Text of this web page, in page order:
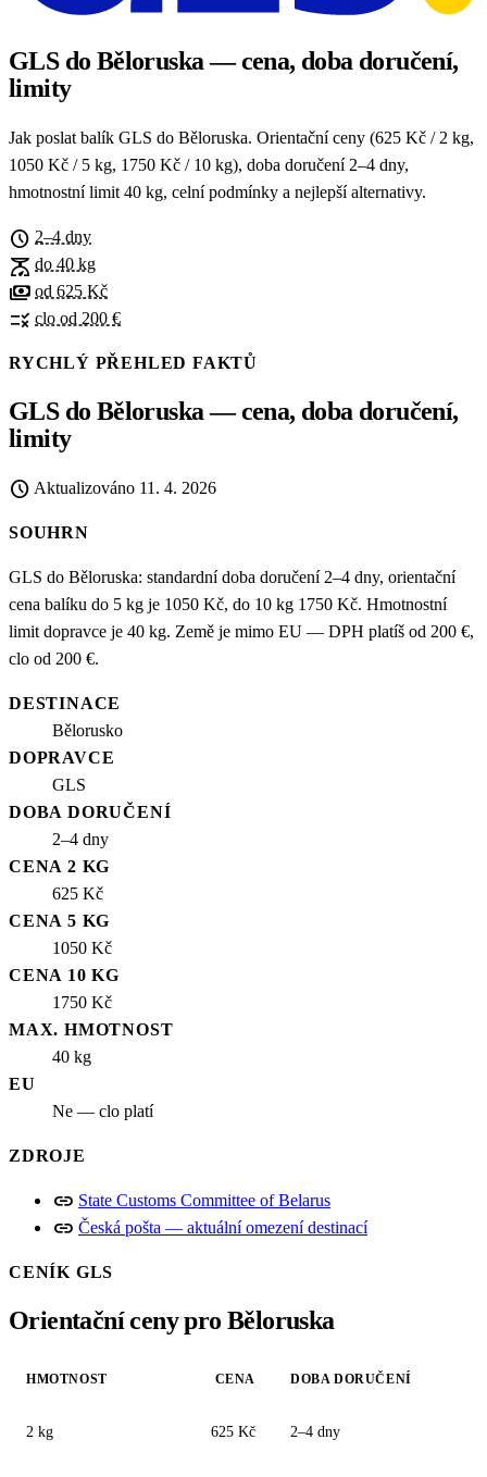
GLS do Běloruska — cena, doba doručení,
limity
Jak poslat balík GLS do Běloruska. Orientační ceny (625 Kč / 2 kg,
1050 Kč / 5 kg, 1750 Kč / 10 kg), doba doručení 2–4 dny,
hmotnostní limit 40 kg, celní podmínky a nejlepší alternativy.
schedule 2–4 dny
scale do 40 kg
payments od 625 Kč
rule clo od 200 €
RYCHLÝ PŘEHLED FAKTŮ
GLS do Běloruska — cena, doba doručení,
limity
schedule Aktualizováno 11. 4. 2026
SOUHRN
GLS do Běloruska: standardní doba doručení 2–4 dny, orientační
cena balíku do 5 kg je 1050 Kč, do 10 kg 1750 Kč. Hmotnostní
limit dopravce je 40 kg. Země je mimo EU — DPH platíš od 200 €,
clo od 200 €.
DESTINACE
Bělorusko
DOPRAVCE
GLS
DOBA DORUČENÍ
2–4 dny
CENA 2 KG
625 Kč
CENA 5 KG
1050 Kč
CENA 10 KG
1750 Kč
MAX. HMOTNOST
40 kg
EU
Ne — clo platí
ZDROJE
link State Customs Committee of Belarus
link Česká pošta — aktuální omezení destinací
CENÍK GLS
Orientační ceny pro Běloruska
HMOTNOST CENA DOBA DORUČENÍ
2 kg 625 Kč 2–4 dny